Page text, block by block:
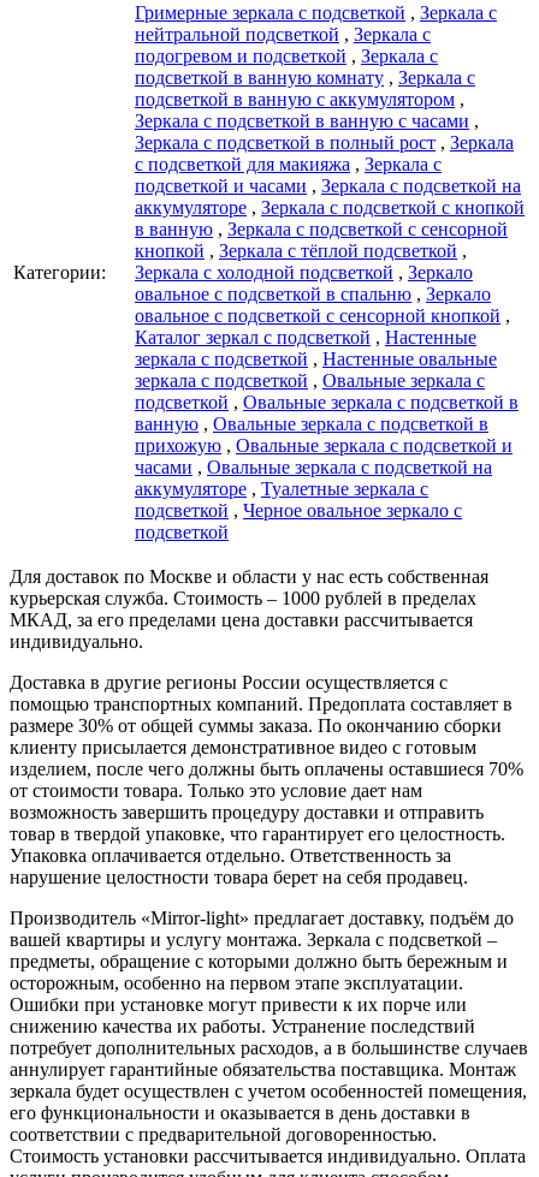
Категории:
Гримерные зеркала с подсветкой , Зеркала с
нейтральной подсветкой , Зеркала с
подогревом и подсветкой , Зеркала с
подсветкой в ванную комнату , Зеркала с
подсветкой в ванную с аккумулятором ,
Зеркала с подсветкой в ванную с часами ,
Зеркала с подсветкой в полный рост , Зеркала
с подсветкой для макияжа , Зеркала с
подсветкой и часами , Зеркала с подсветкой на
аккумуляторе , Зеркала с подсветкой с кнопкой
в ванную , Зеркала с подсветкой с сенсорной
кнопкой , Зеркала с тёплой подсветкой ,
Зеркала с холодной подсветкой , Зеркало
овальное с подсветкой в спальню , Зеркало
овальное с подсветкой с сенсорной кнопкой ,
Каталог зеркал c подсветкой , Настенные
зеркала с подсветкой , Настенные овальные
зеркала с подсветкой , Овальные зеркала с
подсветкой , Овальные зеркала с подсветкой в
ванную , Овальные зеркала с подсветкой в
прихожую , Овальные зеркала с подсветкой и
часами , Овальные зеркала с подсветкой на
аккумуляторе , Туалетные зеркала с
подсветкой , Черное овальное зеркало с
подсветкой
Для доставок по Москве и области у нас есть собственная
курьерская служба. Стоимость – 1000 рублей в пределах
МКАД, за его пределами цена доставки рассчитывается
индивидуально.
Доставка в другие регионы России осуществляется с
помощью транспортных компаний. Предоплата составляет в
размере 30% от общей суммы заказа. По окончанию сборки
клиенту присылается демонстративное видео с готовым
изделием, после чего должны быть оплачены оставшиеся 70%
от стоимости товара. Только это условие дает нам
возможность завершить процедуру доставки и отправить
товар в твердой упаковке, что гарантирует его целостность.
Упаковка оплачивается отдельно. Ответственность за
нарушение целостности товара берет на себя продавец.
Производитель «Mirror-light» предлагает доставку, подъём до
вашей квартиры и услугу монтажа. Зеркала с подсветкой –
предметы, обращение с которыми должно быть бережным и
осторожным, особенно на первом этапе эксплуатации.
Ошибки при установке могут привести к их порче или
снижению качества их работы. Устранение последствий
потребует дополнительных расходов, а в большинстве случаев
аннулирует гарантийные обязательства поставщика. Монтаж
зеркала будет осуществлен с учетом особенностей помещения,
его функциональности и оказывается в день доставки в
соответствии с предварительной договоренностью.
Стоимость установки рассчитывается индивидуально. Оплата